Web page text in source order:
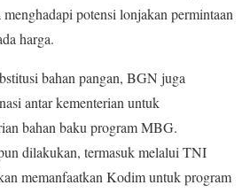
potensi lonjakan permintaan
harga.
bahan pangan, BGN juga
antar kementerian untuk
bahan baku program MBG.
dilakukan, termasuk melalui TNI
memanfaatkan Kodim untuk program